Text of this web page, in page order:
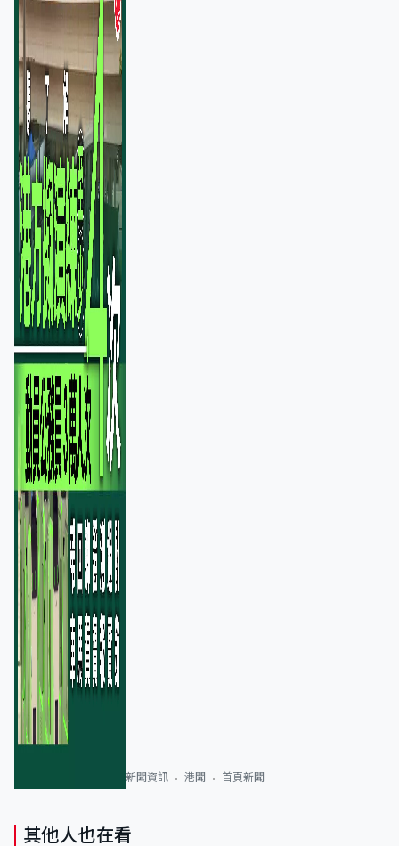
新聞資訊 港聞 首頁新聞
其他人也在看